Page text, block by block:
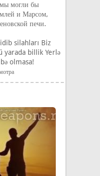
могли бы
и Марсом,
печи.
silahları Biz
yarada billik Yerlə
olmasa!